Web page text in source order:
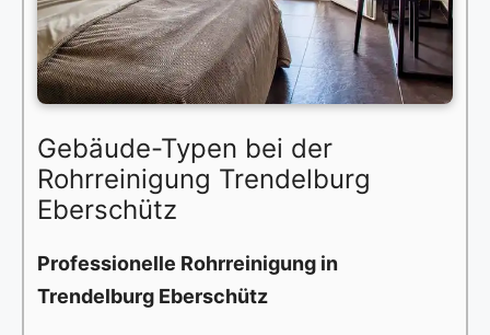
Gebäude-Typen bei der
Rohrreinigung Trendelburg
Eberschütz
Professionelle Rohrreinigung in
Trendelburg Eberschütz